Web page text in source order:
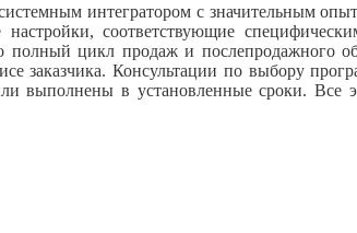
интегратором с значительным
соответствующие
цикл продаж и послепродажного
заказчика. Консультации по выбору
выполнены в установленные сроки.